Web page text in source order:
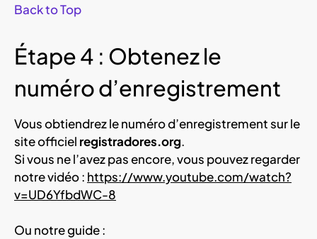
Back to Top
Étape 4 : Obtenez le
numéro d’enregistrement
Vous obtiendrez le numéro d’enregistrement sur le
site officiel registradores.org.
Si vous ne l’avez pas encore, vous pouvez regarder
notre vidéo : https://www.youtube.com/watch?
v=UD6YfbdWC-8
Ou notre guide :